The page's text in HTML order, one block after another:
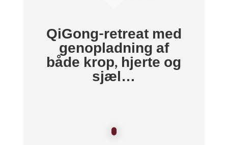
QiGong-retreat med
genopladning af
både krop, hjerte og
sjæl…